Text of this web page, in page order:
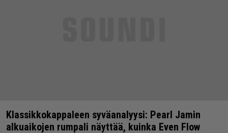
Klassikkokappaleen syväanalyysi: Pearl Jamin
alkuaikojen rumpali näyttää, kuinka Even Flow